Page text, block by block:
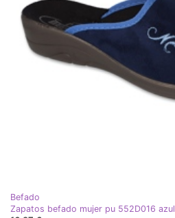
Befado
Zapatos befado mujer pu 552D016 azul